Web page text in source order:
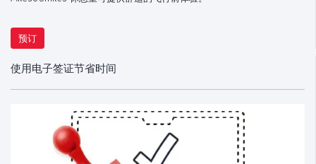
预订
使用电子签证节省时间